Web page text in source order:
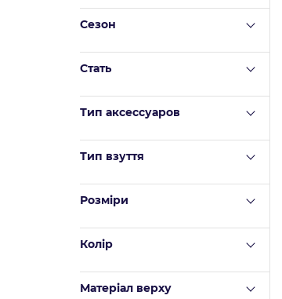
Сезон
Стать
Тип аксессуаров
Тип взуття
Розміри
Колір
Матеріал верху